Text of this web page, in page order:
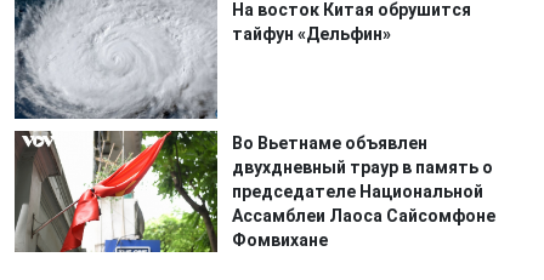
На восток Китая обрушится
тайфун «Дельфин»
Во Вьетнаме объявлен
двухдневный траур в память о
председателе Национальной
Ассамблеи Лаоса Сайсомфоне
Фомвихане